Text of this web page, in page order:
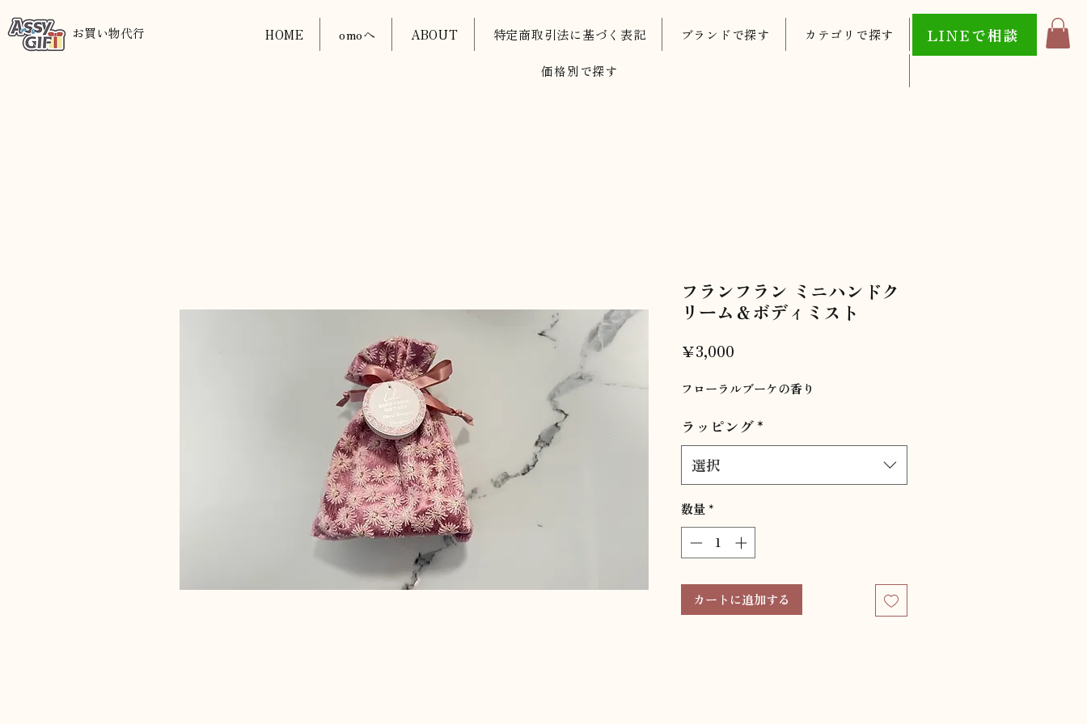
​お買い物代行 HOME omoへ ABOUT 特定商取引法に基づく表記 ブランドで探す カテゴリで探す
価格別で探す
LINEで相談
フランフラン ミニハンドク
リーム＆ボディミスト
￥3,000
フローラルブーケの香り
ラッピング*
選択
数量*
カートに追加する